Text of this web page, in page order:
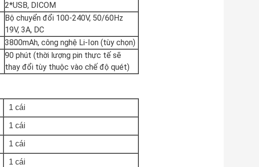
2*USB, DICOM
Bộ chuyển đổi 100-240V, 50/60Hz
19V, 3A, DC
3800mAh, công nghệ Li-Ion (tùy chọn)
90 phút (thời lượng pin thực tế sẽ
thay đổi tùy thuộc vào chế độ quét)
1 cái
1 cái
1 cái
1 cái